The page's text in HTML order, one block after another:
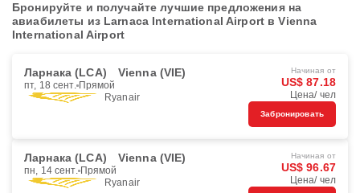
Бронируйте и получайте лучшие предложения на
авиабилеты из Larnaca International Airport в Vienna
International Airport
Ларнака (LCA) Vienna (VIE)
пт, 18 сент. Прямой
Ryanair
Начиная от
US$ 87.18
Цена/ чел
Забронировать
Ларнака (LCA) Vienna (VIE)
пн, 14 сент. Прямой
Ryanair
Начиная от
US$ 96.67
Цена/ чел